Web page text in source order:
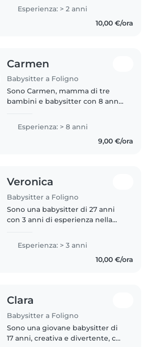
qualità che mi permettono di
creare facilmente un rapporto..
Esperienza: > 2 anni
10,00 €/ora
Carmen
Babysitter a Foligno
Sono Carmen, mamma di tre
bambini e babysitter con 8 anni
bambino con pazienza e
attenzione, creando un
ambiente sereno, affettuoso e
Esperienza: > 8 anni
9,00 €/ora
Veronica
Babysitter a Foligno
Sono una babysitter di 27 anni
con 3 anni di esperienza nella
dai neonati ai bambini in età
prescolare. Sono una persona
Esperienza: > 3 anni
10,00 €/ora
Clara
Babysitter a Foligno
Sono una giovane babysitter di
17 anni, creativa e divertente, che